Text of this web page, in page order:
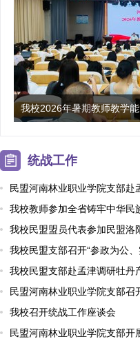
我校2026年暑期教师教学
统战工作
民盟河南林业职业学院支部赴
我校教师参加全省铸牢中华民
我校民盟盟员代表参加民盟洛
我校民盟支部召开“参政为公
我校民盟支部赴孟津调研牡丹
民盟河南林业职业学院支部召
我校召开统战工作座谈会
民盟河南林业职业学院支部开